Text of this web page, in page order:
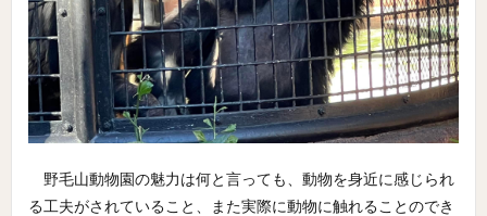
野毛山動物園の魅力は何と言っても、動物を身近に感じられ
る工夫がされていること、また実際に動物に触れることのでき